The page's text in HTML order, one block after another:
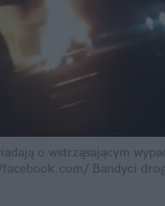
o wstrząsającym
facebook.com/ Bandyci